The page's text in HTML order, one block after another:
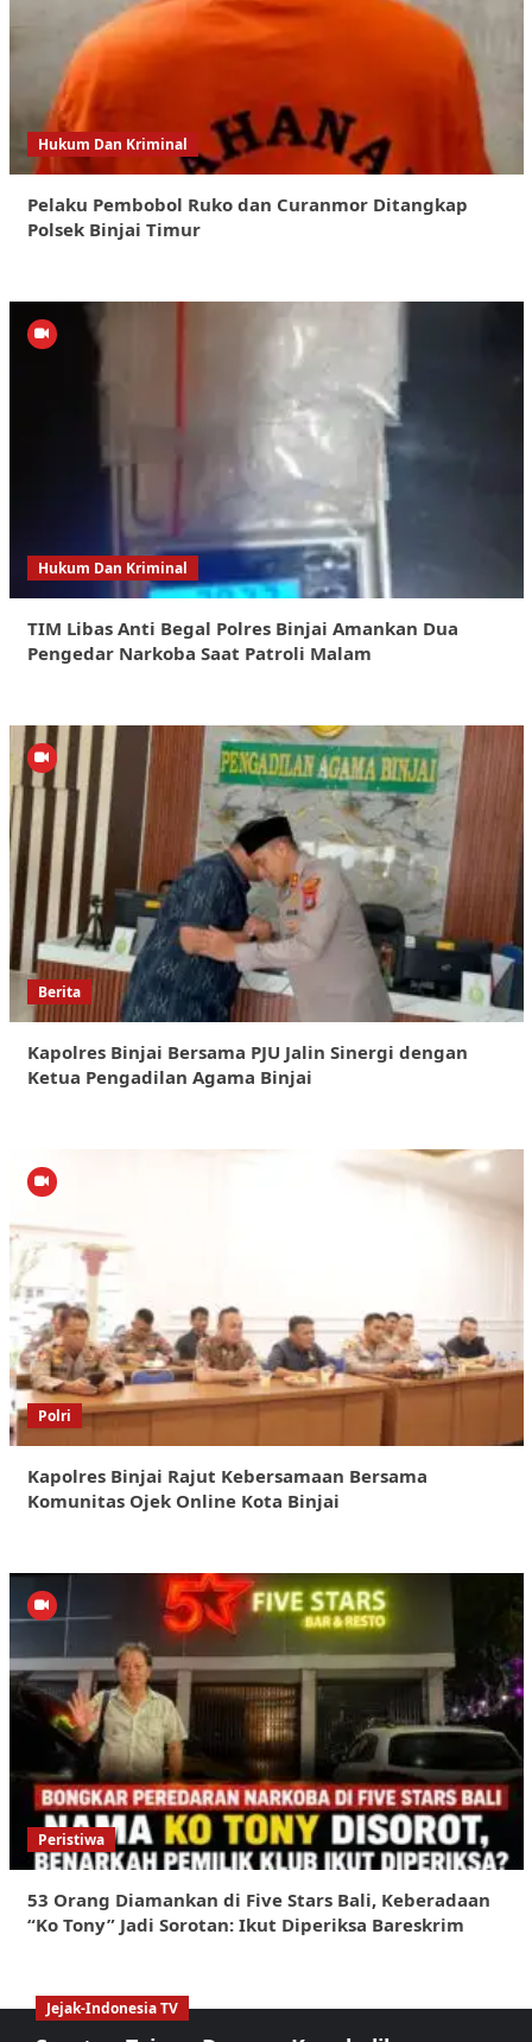
Hukum Dan Kriminal
Pelaku Pembobol Ruko dan Curanmor Ditangkap
Polsek Binjai Timur
Hukum Dan Kriminal
TIM Libas Anti Begal Polres Binjai Amankan Dua
Pengedar Narkoba Saat Patroli Malam
Berita
Kapolres Binjai Bersama PJU Jalin Sinergi dengan
Ketua Pengadilan Agama Binjai
Polri
Kapolres Binjai Rajut Kebersamaan Bersama
Komunitas Ojek Online Kota Binjai
Peristiwa
53 Orang Diamankan di Five Stars Bali, Keberadaan
“Ko Tony” Jadi Sorotan: Ikut Diperiksa Bareskrim
Jejak-Indonesia TV